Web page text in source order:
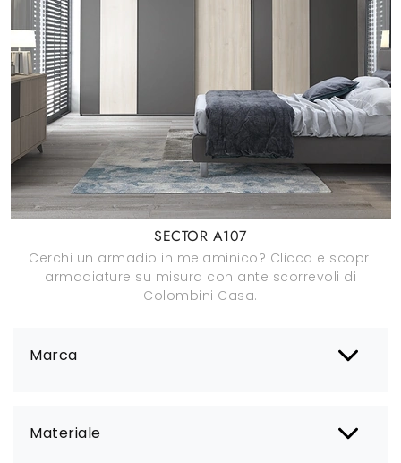
Marca
Materiale
SECTOR A107
Cerchi un armadio in melaminico? Clicca e scopri
armadiature su misura con ante scorrevoli di
Colombini Casa.